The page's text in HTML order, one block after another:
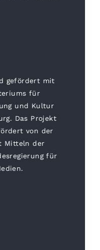
gefördert mit
für
und Kultur
Das Projekt
von der
Mitteln der
für